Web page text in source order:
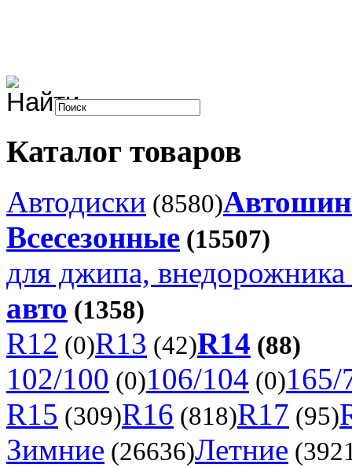
Каталог товаров
Автодиски (8580)
Всесезонные (15507)
для джипа,
авто (1358)
R12 (0)R13 (42)R14 (88)
102/100 (0)106/104 (0)165/
R15 (309)R16 (818)R17 (95)
Зимние (26636)Летние